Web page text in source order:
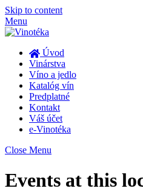
Skip to content
Menu
Úvod
Vinárstva
Víno a jedlo
Katalóg vín
Predplatné
Kontakt
Váš účet
e-Vinotéka
Close Menu
Events at this